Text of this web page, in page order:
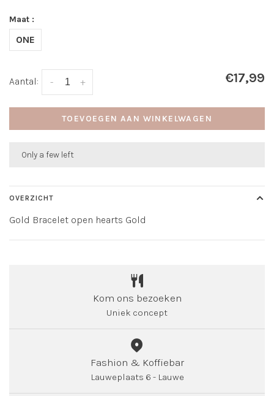
Maat :
ONE
Aantal: +
- €17,99
TOEVOEGEN AAN WINKELWAGEN
Only a few left
OVERZICHT
Gold Bracelet open hearts Gold
Kom ons bezoeken
Uniek concept
Fashion & Koffiebar
Lauweplaats 6 - Lauwe